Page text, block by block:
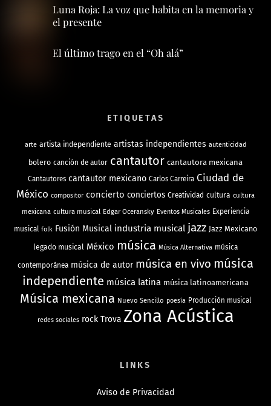
Luna Roja: La voz que habita en la memoria y
el presente
El último trago en el “Oh alá”
ETIQUETAS
arte artista independiente artistas independientes autenticidad
bolero canción de autor cantautor cantautora mexicana
Cantautores cantautor mexicano Carlos Carreira Ciudad de
México compositor concierto conciertos Creatividad cultura cultura
mexicana cultura musical Edgar Oceransky Eventos Musicales Experiencia
musical folk Fusión Musical industria musical jazz Jazz Mexicano
legado musical México música Música Alternativa música
contemporánea música de autor música en vivo música
independiente música latina música latinoamericana
Música mexicana Nuevo Sencillo poesía Producción musical
redes sociales rock Trova Zona Acústica
LINKS
Aviso de Privacidad